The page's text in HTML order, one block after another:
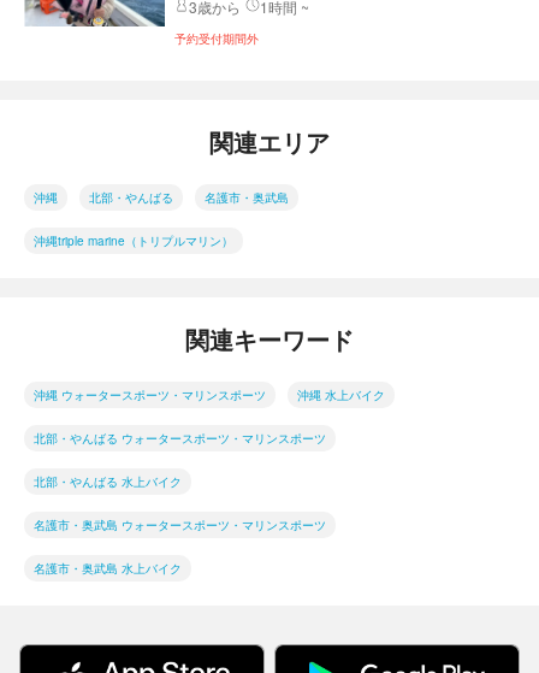
3歳から
1時間 ~
予約受付期間外
関連エリア
沖縄 北部・やんばる 名護市・奥武島
沖縄triple marine（トリプルマリン）
関連キーワード
沖縄 ウォータースポーツ・マリンスポーツ 沖縄 水上バイク
北部・やんばる ウォータースポーツ・マリンスポーツ
北部・やんばる 水上バイク
名護市・奥武島 ウォータースポーツ・マリンスポーツ
名護市・奥武島 水上バイク